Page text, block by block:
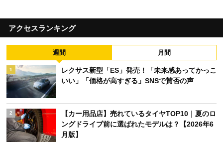
アクセスランキング
週間 月間
1
レクサス新型「ES」発売！「未来感あってかっこ
いい」「価格が高すぎる」SNSで賛否の声
2
【カー用品店】売れているタイヤTOP10｜夏のロ
ングドライブ前に選ばれたモデルは？【2026年6
月版】